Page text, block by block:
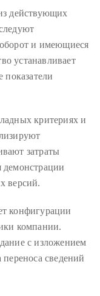
действующих
и имеющиеся
устанавливает
показатели
критериях и
затраты
версий.
конфигурации
компании.
с изложением
сведений